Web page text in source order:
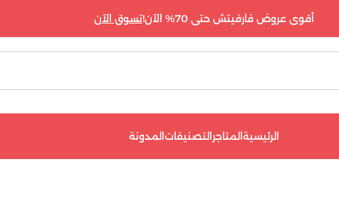
أقوى عروض فارفيتش حتى 70% الآن! تسوق الآن
الرئيسيةالمتاجرالتصنيفاتالمدونة